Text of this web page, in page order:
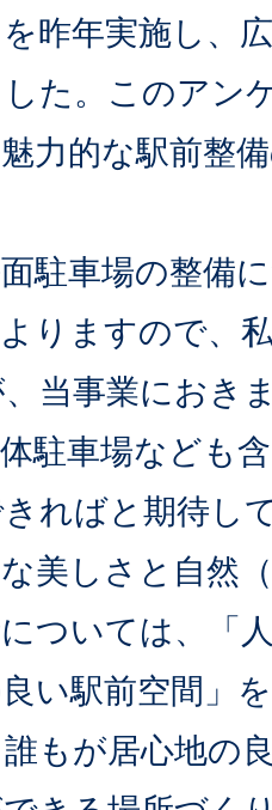
昨年実施し、
た。このアン
力的な駅前整
駐車場の整備
りますので、
当事業におき
駐車場なども
ればと期待し
美しさと自然
ついては、「
い駅前空間」
もが居心地の